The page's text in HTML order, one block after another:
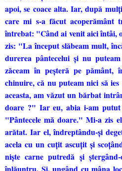
apoi, se coace alta. Iar, după
care mi s-a făcut acoperământ
întrebat: "Când ai venit aici întâi,
zis: "La început slăbeam mult,
durerea pântecelui şi nu
zăceam în peşteră pe
chinuire, că nu puteam nici să
aceasta, am văzut un bărbat
doare ?" Iar eu, abia i-am
"Pântecele mă doare." Mi-a zis
arătat. Iar el, îndreptându-şi
acela cu un cuţit ascuţit şi
nişte carne putredă şi
înlăuntru. Şi, ungând cu mâna